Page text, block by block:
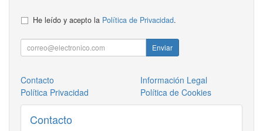
He leído y acepto la Política de Privacidad.
Enviar
Contacto
Información Legal
Política Privacidad
Política de Cookies
Contacto